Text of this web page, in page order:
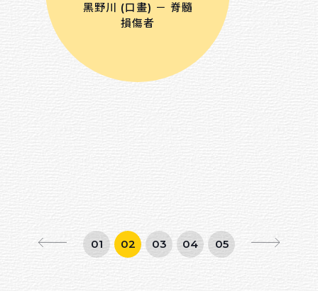
黑野川 (口畫) － 脊髓
損傷者
01 02 03 04 05